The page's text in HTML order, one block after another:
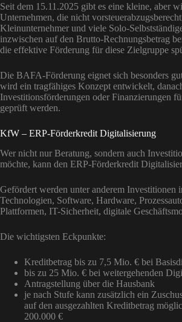
Seit dem 15.11.2025 gibt es eine kleine, aber
Unternehmen, die nicht
Kleinunternehmer und viele Solo-
inzwischen auf den Brutto-Rechnungsbetrag
die effektive Förderung für diese Zielgruppe
Die BAFA-Förderung eignet sich besonders
wird ein tragfähiges Konzept entwickelt,
Investitionsförderungen oder Finanzierungen
geprüft werden.
KfW – ERP-Förderkredit Digitalisierung
Wer nicht nur Beratung, sondern auch
möchte, kann den ERP-Förderkredit
Gefördert werden unter anderem Investitionen
Technologien, Software, Hardware,
Plattformen, IT-Sicherheit, digitale
Die wichtigsten Eckpunkte:
Kreditbetrag bis zu 7,5 Mio. € bei
bis zu 25 Mio. € bei weitergehenden
Antragstellung über die Hausbank
je nach Stufe kann zusätzlich ein
auf den ausgezahlten Kreditbetrag
200.000 €